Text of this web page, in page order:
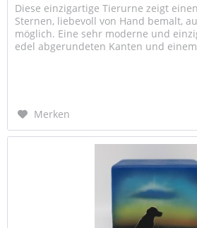
Diese einzigartige Tierurne zeigt
Sternen, liebevoll von Hand bemalt,
möglich. Eine sehr moderne und
edel abgerundeten Kanten und
Merken